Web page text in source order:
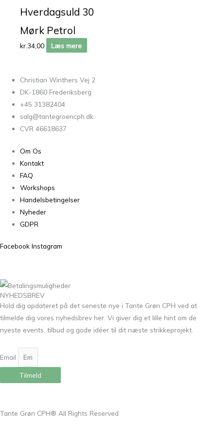
Hverdagsuld 30
Mørk Petrol
kr.34,00 Læs mere
Christian Winthers Vej 2
DK-1860 Frederiksberg
+45 31382404
salg@tantegroencph.dk
CVR 46618637
Om Os
Kontakt
FAQ
Workshops
Handelsbetingelser
Nyheder
GDPR
Facebook Instagram
NYHEDSBREV
Hold dig opdateret på det seneste nye i Tante Grøn CPH ved at
tilmelde dig vores nyhedsbrev her. Vi giver dig et lille hint om de
nyeste events, tilbud og gode idéer til dit næste strikkeprojekt.
Email
Tilmeld
Tante Grøn CPH® All Rights Reserved